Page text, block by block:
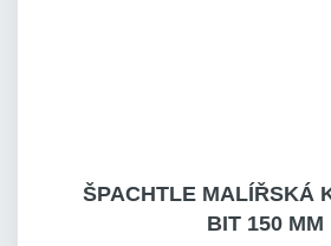
ŠPACHTLE MALÍŘSKÁ
BIT 150 MM